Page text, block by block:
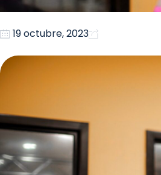
19 octubre, 2023